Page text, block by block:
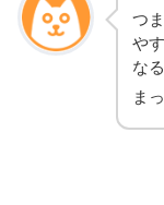
つ
や
な
ま